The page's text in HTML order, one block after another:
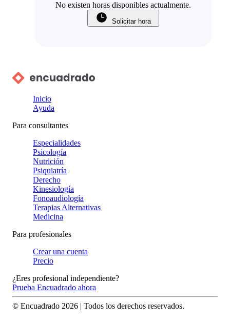
No existen horas disponibles actualmente.
Solicitar hora
Inicio
Ayuda
Para consultantes
Especialidades
Psicología
Nutrición
Psiquiatría
Derecho
Kinesiología
Fonoaudiología
Terapias Alternativas
Medicina
Para profesionales
Crear una cuenta
Precio
¿Eres profesional independiente?
Prueba Encuadrado ahora
© Encuadrado 2026 | Todos los derechos reservados.